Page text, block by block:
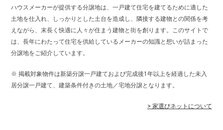
ハウスメーカーが提供する分譲地は、一戸建て住宅を建てるために適した
土地を仕入れ、しっかりとした土台を造成し、隣接する建物との関係を考
えながら、末長く快適に人々が住まう建物と街を創ります。このサイトで
は、長年にわたって住宅を供給しているメーカーの知識と想いが詰まった
分譲地をご紹介しています。
※ 掲載対象物件は新築分譲一戸建ておよび完成後1年以上を経過した未入
居分譲一戸建て、建築条件付きの土地／宅地分譲となります。
> 家選びネットについて